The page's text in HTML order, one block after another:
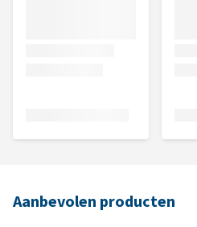
Aanbevolen producten